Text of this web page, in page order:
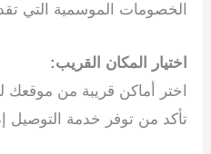
الخصومات الموسمية التي
اختيار المكان القريب:
اختر أماكن قريبة من موقعك
تأكد من توفر خدمة التوصيل